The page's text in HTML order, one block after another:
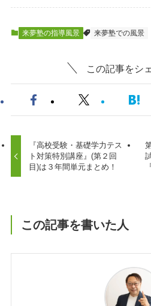
来夢塾の指導風景 来夢塾での風景
この記事をシ
『高校受験・基礎学力テス
ト対策特別講座』(第２回
目)は３年間単元まとめ！
この記事を書いた人